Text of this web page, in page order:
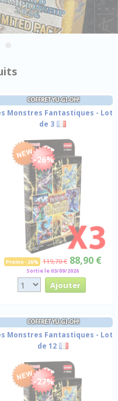
COFFRET YU-GI-OH!
Monstres Fantastiques - Lot
de 3
-26%
Promo -26% 119,70 € 88,90 €
Sortie le 03/09/2026
COFFRET YU-GI-OH!
Monstres Fantastiques - Lot
de 12
-27%